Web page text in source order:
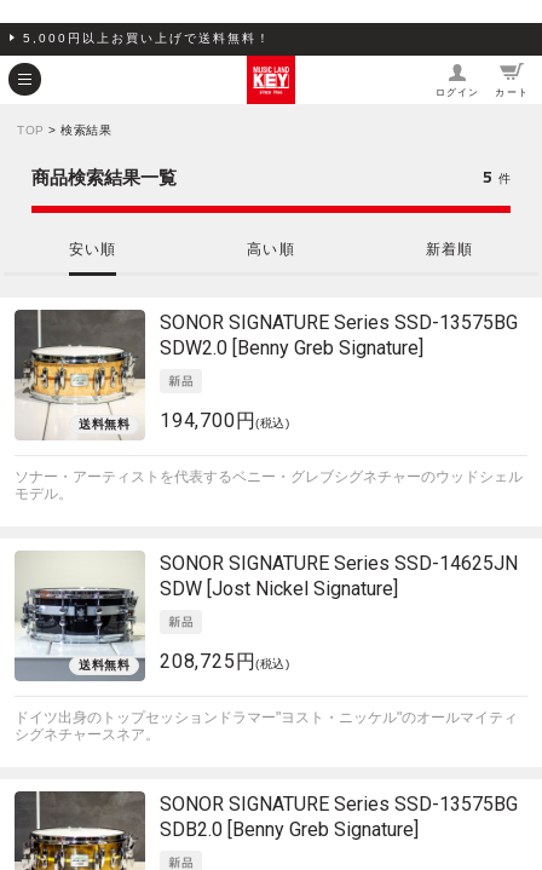
5,000円以上お買い上げで送料無料！
ログイン カート
TOP > 検索結果
安い順 高い順 新着順
商品検索結果一覧 5 件
SONOR SIGNATURE Series SSD-13575BG
SDW2.0 [Benny Greb Signature]
194,700円(税込)
ソナー・アーティストを代表するベニー・グレブシグネチャーのウッドシェル
モデル。
SONOR SIGNATURE Series SSD-14625JN
SDW [Jost Nickel Signature]
208,725円(税込)
ドイツ出身のトップセッションドラマー"ヨスト・ニッケル"のオールマイティ
シグネチャースネア。
SONOR SIGNATURE Series SSD-13575BG
SDB2.0 [Benny Greb Signature]